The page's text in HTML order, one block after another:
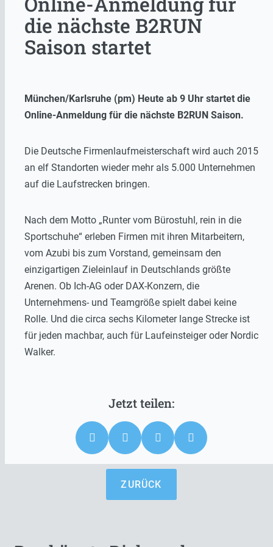
die nächste B2RUN
Saison startet
München/Karlsruhe (pm) Heute ab 9 Uhr startet die
Online-Anmeldung für die nächste B2RUN Saison.
Die Deutsche Firmenlaufmeisterschaft wird auch 2015
an elf Standorten wieder mehr als 5.000 Unternehmen
auf die Laufstrecken bringen.
Nach dem Motto „Runter vom Bürostuhl, rein in die
Sportschuhe“ erleben Firmen mit ihren Mitarbeitern,
vom Azubi bis zum Vorstand, gemeinsam den
einzigartigen Zieleinlauf in Deutschlands größte
Arenen. Ob Ich-AG oder DAX-Konzern, die
Unternehmens- und Teamgröße spielt dabei keine
Rolle. Und die circa sechs Kilometer lange Strecke ist
für jeden machbar, auch für Laufeinsteiger oder Nordic
Walker.
ZURÜCK